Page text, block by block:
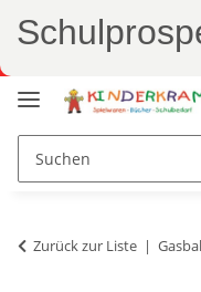
Zurück zur Liste